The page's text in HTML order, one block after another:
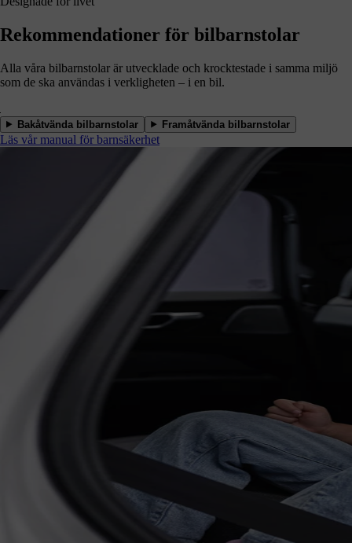
Rekommendationer för bilbarnstolar
Alla våra bilbarnstolar är utvecklade och krocktestade i samma miljö
som de ska användas i verkligheten – i en bil.
Bakåtvända bilbarnstolar Framåtvända bilbarnstolar
Läs vår manual för barnsäkerhet